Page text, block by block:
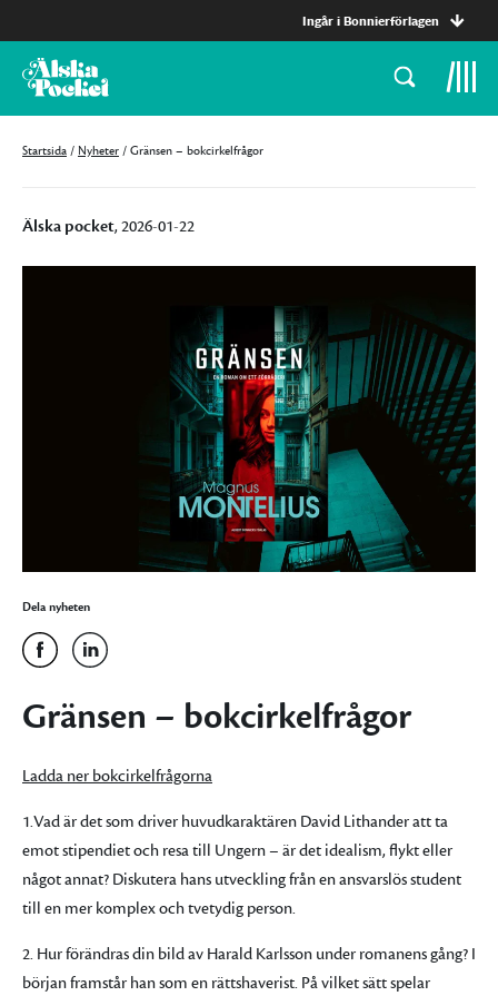
Ingår i Bonnierförlagen
Startsida / Nyheter / Gränsen – bokcirkelfrågor
Älska pocket, 2026-01-22
Dela nyheten
Gränsen – bokcirkelfrågor
Ladda ner bokcirkelfrågorna
1.Vad är det som driver huvudkaraktären David Lithander att ta
emot stipendiet och resa till Ungern – är det idealism, flykt eller
något annat? Diskutera hans utveckling från en ansvarslös student
till en mer komplex och tvetydig person.
2. Hur förändras din bild av Harald Karlsson under romanens gång? I
början framstår han som en rättshaverist. På vilket sätt spelar